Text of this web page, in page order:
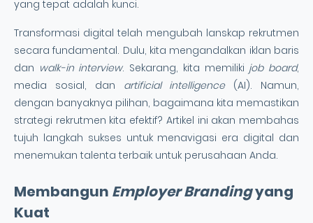
yang tepat adalah kunci.
Transformasi digital telah mengubah lanskap rekrutmen
secara fundamental. Dulu, kita mengandalkan iklan baris
dan walk-in interview. Sekarang, kita memiliki job board,
media sosial, dan artificial intelligence(AI). Namun,
dengan banyaknya pilihan, bagaimana kita memastikan
strategi rekrutmen kita efektif? Artikel ini akan membahas
tujuh langkah sukses untuk menavigasi era digital dan
menemukan talenta terbaik untuk perusahaan Anda.
Membangun Employer Brandingyang
Kuat